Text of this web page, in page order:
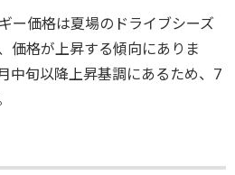
ー価格は夏場のドライブシーズ
価格が上昇する傾向にありま
中旬以降上昇基調にあるため、7